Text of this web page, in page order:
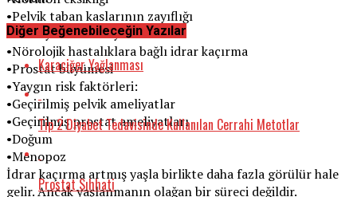
•Pelvik taban kaslarının zayıflığı
•İdrar yolu enfeksiyonu
•Nörolojik hastalıklara bağlı idrar kaçırma
•Prostat büyümesi
•Yaygın risk faktörleri:
•Geçirilmiş pelvik ameliyatlar
•Geçirilmiş prostat ameliyatları
•Doğum
•Menopoz
İdrar kaçırma artmış yaşla birlikte daha fazla görülür hale
gelir. Ancak yaşlanmanın olağan bir süreci değildir.
Diğer Beğenebileceğin Yazılar
Karaciğer Yağlanması
Tip 2 Diyabet Tedavisinde Kullanılan Cerrahi Metotlar
Prostat Sıhhati